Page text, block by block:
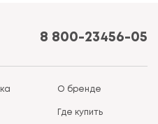
8 800-23456-05
О бренде
Где купить